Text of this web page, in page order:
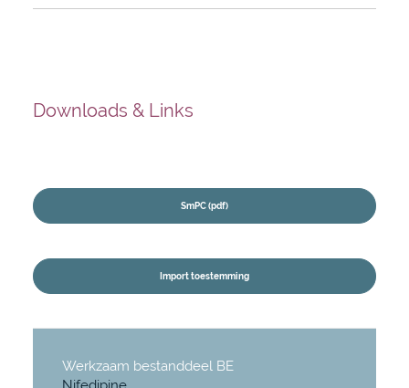
Downloads & Links
SmPC (pdf)
Import toestemming
Werkzaam bestanddeel BE
Nifedipine